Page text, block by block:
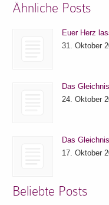
Ähnliche Posts
Euer Herz
31. Oktober
Das
24. Oktober
Das
17. Oktober
Beliebte Posts